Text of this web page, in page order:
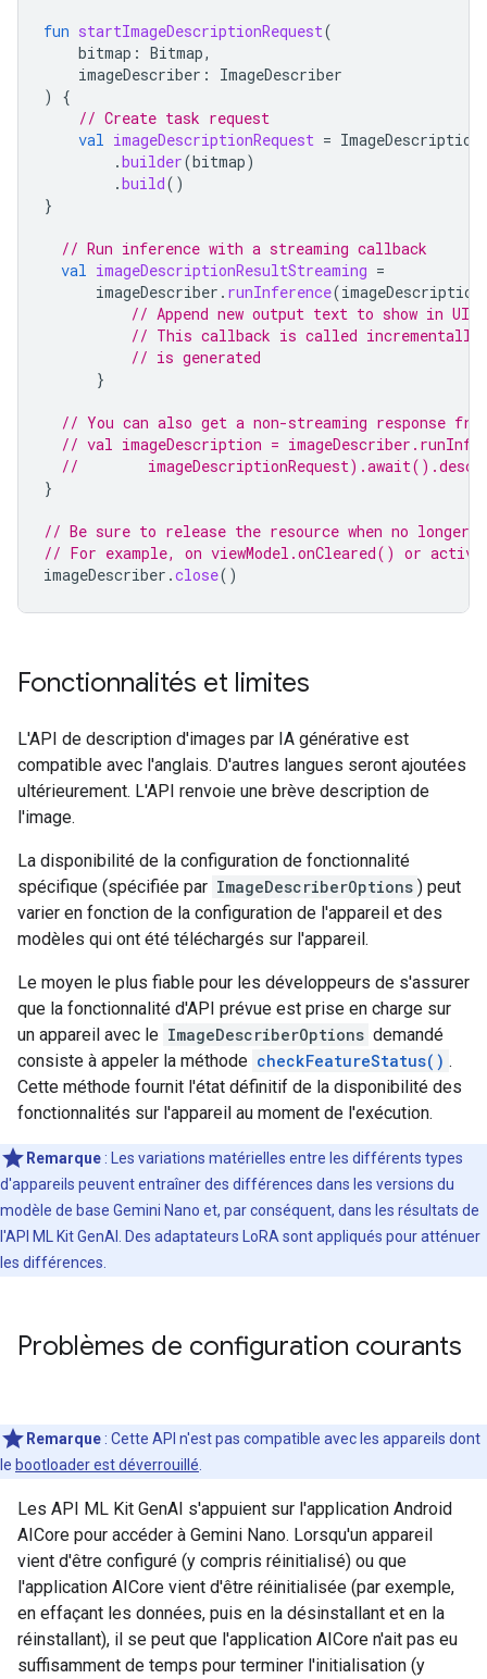
fun startImageDescriptionRequest(
bitmap : Bitmap,
imageDescriber :
ImageDescriber
)
{
// Create task request
val imageDescriptionRequest =
.builder(bitmap)
.build()
}
// Run inference with a streaming callback
val imageDescriptionResultStreaming =
imageDescriber . runInference(
// Append new output text to show in UI
// This callback is called incrementally
// is generated
}
// You can also get a non-streaming response
// val imageDescription =
//
}
// Be sure to release the resource when no longer
// For example, on viewModel.onCleared() or
imageDescriber .close()
Fonctionnalités et limites
L'API de description d'images par IA générative est
compatible avec l'anglais. D'autres langues seront ajoutées
ultérieurement. L'API renvoie une brève description de
l'image.
La disponibilité de la configuration de fonctionnalité
spécifique (spécifiée par ImageDescriberOptions ) peut
varier en fonction de la configuration de l'appareil et des
modèles qui ont été téléchargés sur l'appareil.
Le moyen le plus fiable pour les développeurs de s'assurer
que la fonctionnalité d'API prévue est prise en charge sur
un appareil avec le ImageDescriberOptions demandé
consiste à appeler la méthode checkFeatureStatus() .
Cette méthode fournit l'état définitif de la disponibilité des
fonctionnalités sur l'appareil au moment de l'exécution.
Remarque : Les variations matérielles entre les différents types
d'appareils peuvent entraîner des différences dans les versions du
modèle de base Gemini Nano et, par conséquent, dans les résultats de
l'API ML Kit GenAI. Des adaptateurs LoRA sont appliqués pour atténuer
les différences.
Problèmes de configuration courants
Remarque : Cette API n'est pas compatible avec les appareils dont
le bootloader est déverrouillé
Les API ML Kit GenAI s'appuient sur l'application Android
AICore pour accéder à Gemini Nano. Lorsqu'un appareil
vient d'être configuré (y compris réinitialisé) ou que
l'application AICore vient d'être réinitialisée (par exemple,
en effaçant les données, puis en la désinstallant et en la
réinstallant), il se peut que l'application AICore n'ait pas eu
suffisamment de temps pour terminer l'initialisation (y